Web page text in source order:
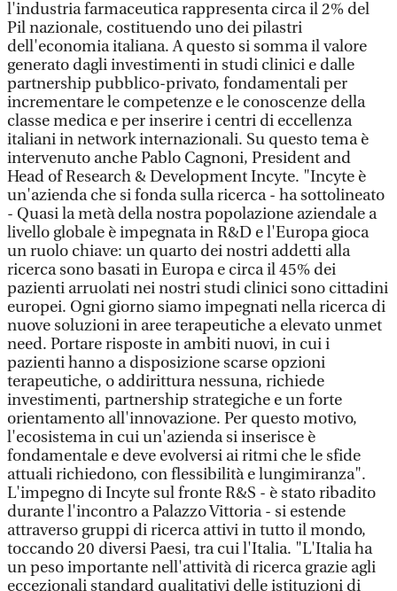
l'industria farmaceutica rappresenta circa il 2% del
Pil nazionale, costituendo uno dei pilastri
dell'economia italiana. A questo si somma il valore
generato dagli investimenti in studi clinici e dalle
partnership pubblico-privato, fondamentali per
incrementare le competenze e le conoscenze della
classe medica e per inserire i centri di eccellenza
italiani in network internazionali. Su questo tema è
intervenuto anche Pablo Cagnoni, President and
Head of Research & Development Incyte. "Incyte è
un'azienda che si fonda sulla ricerca - ha sottolineato
- Quasi la metà della nostra popolazione aziendale a
livello globale è impegnata in R&D e l'Europa gioca
un ruolo chiave: un quarto dei nostri addetti alla
ricerca sono basati in Europa e circa il 45% dei
pazienti arruolati nei nostri studi clinici sono cittadini
europei. Ogni giorno siamo impegnati nella ricerca di
nuove soluzioni in aree terapeutiche a elevato unmet
need. Portare risposte in ambiti nuovi, in cui i
pazienti hanno a disposizione scarse opzioni
terapeutiche, o addirittura nessuna, richiede
investimenti, partnership strategiche e un forte
orientamento all'innovazione. Per questo motivo,
l'ecosistema in cui un'azienda si inserisce è
fondamentale e deve evolversi ai ritmi che le sfide
attuali richiedono, con flessibilità e lungimiranza".
L'impegno di Incyte sul fronte R&S - è stato ribadito
durante l'incontro a Palazzo Vittoria - si estende
attraverso gruppi di ricerca attivi in tutto il mondo,
toccando 20 diversi Paesi, tra cui l'Italia. "L'Italia ha
un peso importante nell'attività di ricerca grazie agli
eccezionali standard qualitativi delle istituzioni di